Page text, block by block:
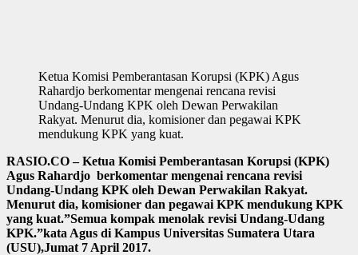
Ketua Komisi Pemberantasan Korupsi (KPK) Agus
Rahardjo berkomentar mengenai rencana revisi
Undang-Undang KPK oleh Dewan Perwakilan
Rakyat. Menurut dia, komisioner dan pegawai KPK
mendukung KPK yang kuat.
RASIO.CO – Ketua Komisi Pemberantasan Korupsi (KPK)
Agus Rahardjo berkomentar mengenai rencana revisi
Undang-Undang KPK oleh Dewan Perwakilan Rakyat.
Menurut dia, komisioner dan pegawai KPK mendukung KPK
yang kuat.”Semua kompak menolak revisi Undang-Udang
KPK.”kata Agus di Kampus Universitas Sumatera Utara
(USU),Jumat 7 April 2017.